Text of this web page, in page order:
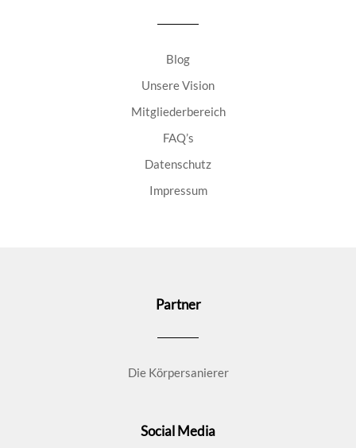
Blog
Unsere Vision
Mitgliederbereich
FAQ’s
Datenschutz
Impressum
Partner
Die Körpersanierer
Social Media